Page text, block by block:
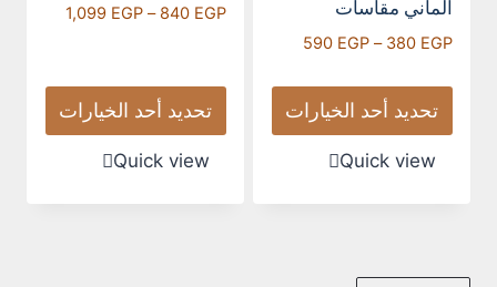
الماني مقاسات
380 EGP
–
590 EGP
تحديد أحد الخيارات
Quick view
840 EGP
–
1,099 EGP
تحديد أحد الخيارات
Quick view